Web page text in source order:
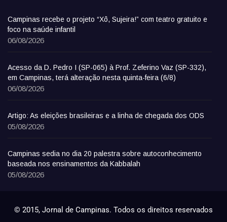
Campinas recebe o projeto “Xô, Sujeira!” com teatro gratuito e
foco na saúde infantil
06/08/2026
Acesso da D. Pedro I (SP-065) à Prof. Zeferino Vaz (SP-332),
em Campinas, terá alteração nesta quinta-feira (6/8)
06/08/2026
Artigo: As eleições brasileiras e a linha de chegada dos ODS
05/08/2026
Campinas sedia no dia 20 palestra sobre autoconhecimento
baseada nos ensinamentos da Kabbalah
05/08/2026
© 2015, Jornal de Campinas. Todos os direitos reservados